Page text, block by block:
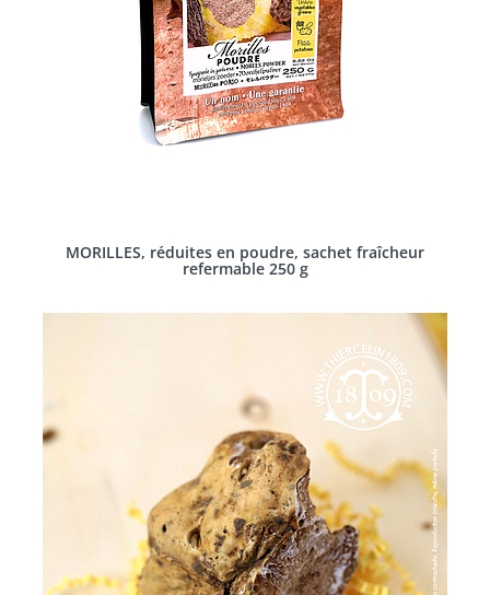
MORILLES, réduites en poudre, sachet fraîcheur
refermable 250 g